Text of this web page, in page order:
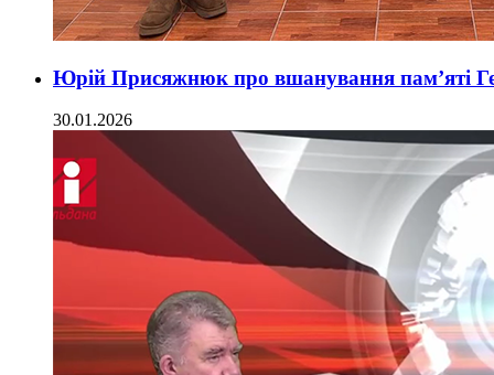
Юрій Присяжнюк про вшанування пам’яті
30.01.2026